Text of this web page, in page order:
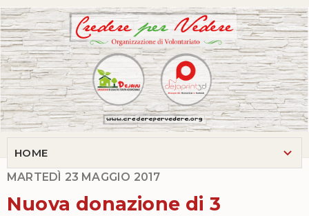
MARTEDÌ 23 MAGGIO 2017
Nuova donazione di 3